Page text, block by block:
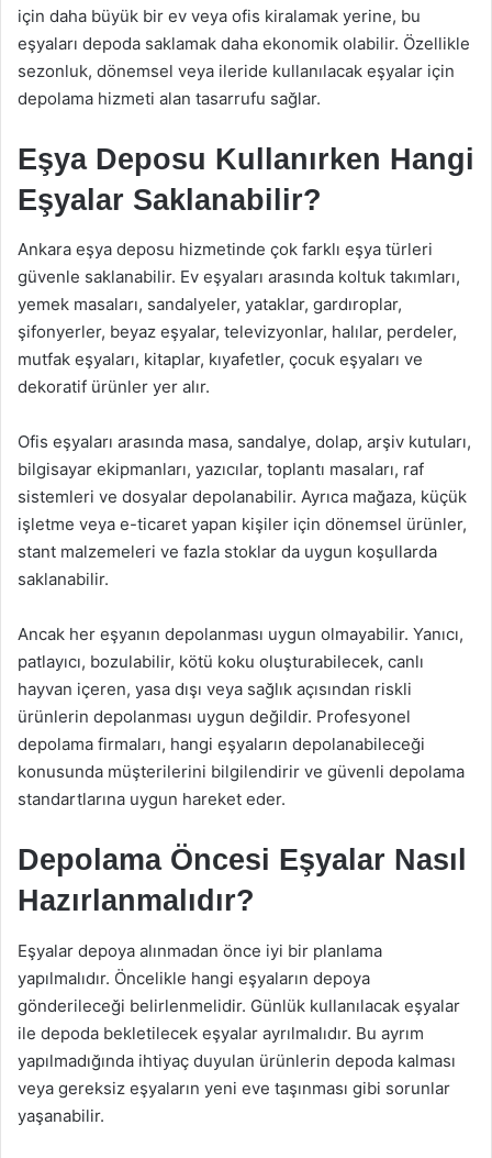
için daha büyük bir ev veya ofis kiralamak yerine, bu
eşyaları depoda saklamak daha ekonomik olabilir. Özellikle
sezonluk, dönemsel veya ileride kullanılacak eşyalar için
depolama hizmeti alan tasarrufu sağlar.
Eşya Deposu Kullanırken Hangi
Eşyalar Saklanabilir?
Ankara eşya deposu hizmetinde çok farklı eşya türleri
güvenle saklanabilir. Ev eşyaları arasında koltuk takımları,
yemek masaları, sandalyeler, yataklar, gardıroplar,
şifonyerler, beyaz eşyalar, televizyonlar, halılar, perdeler,
mutfak eşyaları, kitaplar, kıyafetler, çocuk eşyaları ve
dekoratif ürünler yer alır.
Ofis eşyaları arasında masa, sandalye, dolap, arşiv kutuları,
bilgisayar ekipmanları, yazıcılar, toplantı masaları, raf
sistemleri ve dosyalar depolanabilir. Ayrıca mağaza, küçük
işletme veya e-ticaret yapan kişiler için dönemsel ürünler,
stant malzemeleri ve fazla stoklar da uygun koşullarda
saklanabilir.
Ancak her eşyanın depolanması uygun olmayabilir. Yanıcı,
patlayıcı, bozulabilir, kötü koku oluşturabilecek, canlı
hayvan içeren, yasa dışı veya sağlık açısından riskli
ürünlerin depolanması uygun değildir. Profesyonel
depolama firmaları, hangi eşyaların depolanabileceği
konusunda müşterilerini bilgilendirir ve güvenli depolama
standartlarına uygun hareket eder.
Depolama Öncesi Eşyalar Nasıl
Hazırlanmalıdır?
Eşyalar depoya alınmadan önce iyi bir planlama
yapılmalıdır. Öncelikle hangi eşyaların depoya
gönderileceği belirlenmelidir. Günlük kullanılacak eşyalar
ile depoda bekletilecek eşyalar ayrılmalıdır. Bu ayrım
yapılmadığında ihtiyaç duyulan ürünlerin depoda kalması
veya gereksiz eşyaların yeni eve taşınması gibi sorunlar
yaşanabilir.